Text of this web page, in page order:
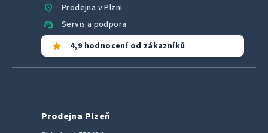
location_on Prodejna v Plzni
support_agent Servis a podpora
star 4,9 hodnocení od zákazníků
Prodejna Plzeň